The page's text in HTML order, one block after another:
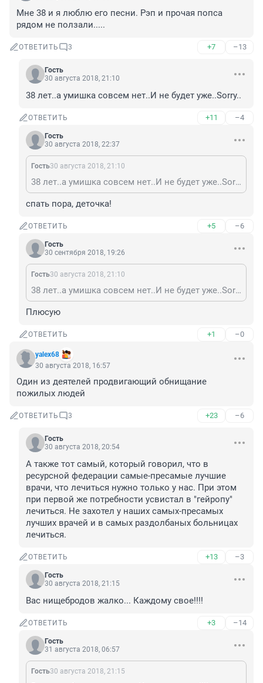
Мне 38 и я люблю его песни. Рэп и прочая попса
рядом не ползали.....
ОТВЕТИТЬ 3 +7 –13
Гость
30 августа 2018, 21:10
38 лет..а умишка совсем нет..И не будет уже..Sorry..
ОТВЕТИТЬ +11 –4
Гость
30 августа 2018, 22:37
Гость30 августа 2018, 21:10
38 лет..а умишка совсем нет..И не будет уже..Sorry..
спать пора, деточка!
ОТВЕТИТЬ +5 –6
Гость
30 сентября 2018, 19:26
Гость30 августа 2018, 21:10
38 лет..а умишка совсем нет..И не будет уже..Sorry..
Плюсую
ОТВЕТИТЬ +1 –0
yalex68
30 августа 2018, 16:57
Один из деятелей продвигающий обнищание
пожилых людей
ОТВЕТИТЬ 3 +23 –6
Гость
30 августа 2018, 20:54
А также тот самый, который говорил, что в
ресурсной федерации самые-пресамые лучшие
врачи, что лечиться нужно только у нас. При этом
при первой же потребности усвистал в "гейропу"
лечиться. Не захотел у наших самых-пресамых
лучших врачей и в самых раздолбаных больницах
лечиться.
ОТВЕТИТЬ +13 –3
Гость
30 августа 2018, 21:15
Вас нищебродов жалко... Каждому свое!!!!
ОТВЕТИТЬ +3 –14
Гость
31 августа 2018, 06:57
Гость30 августа 2018, 21:15